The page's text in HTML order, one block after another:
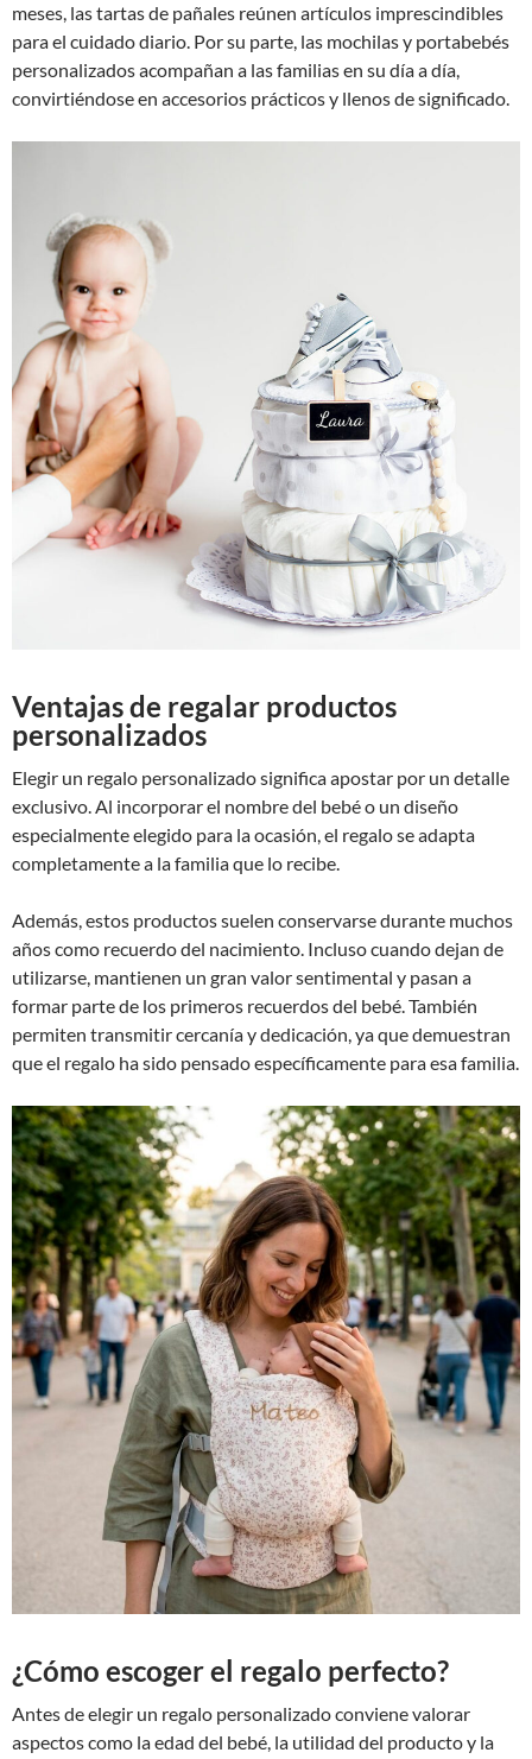
meses, las tartas de pañales reúnen artículos imprescindibles
para el cuidado diario. Por su parte, las mochilas y portabebés
personalizados acompañan a las familias en su día a día,
convirtiéndose en accesorios prácticos y llenos de significado.
Ventajas de regalar productos
personalizados
Elegir un regalo personalizado significa apostar por un detalle
exclusivo. Al incorporar el nombre del bebé o un diseño
especialmente elegido para la ocasión, el regalo se adapta
completamente a la familia que lo recibe.
Además, estos productos suelen conservarse durante muchos
años como recuerdo del nacimiento. Incluso cuando dejan de
utilizarse, mantienen un gran valor sentimental y pasan a
formar parte de los primeros recuerdos del bebé. También
permiten transmitir cercanía y dedicación, ya que demuestran
que el regalo ha sido pensado específicamente para esa familia.
¿Cómo escoger el regalo perfecto?
Antes de elegir un regalo personalizado conviene valorar
aspectos como la edad del bebé, la utilidad del producto y la